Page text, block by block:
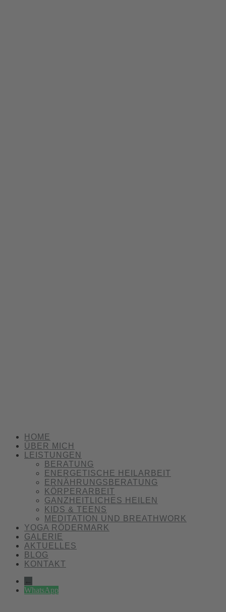
HOME
ÜBER MICH
LEISTUNGEN
BERATUNG
ENERGETISCHE HEILARBEIT
ERNÄHRUNGSBERATUNG
KÖRPERARBEIT
GANZHEITLICHES HEILEN
KIDS & TEENS
MEDITATION UND BREATHWORK
YOGA RÖDERMARK
GALERIE
AKTUELLES
BLOG
KONTAKT
WhatsApp